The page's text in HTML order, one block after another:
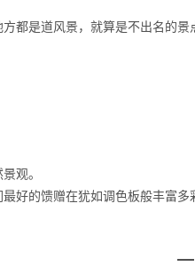
都是道风景，就算是不出名的
观。
好的馈赠在犹如调色板般丰富多